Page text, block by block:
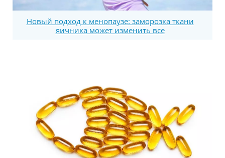
Новый подход к менопаузе: заморозка ткани
яичника может изменить все